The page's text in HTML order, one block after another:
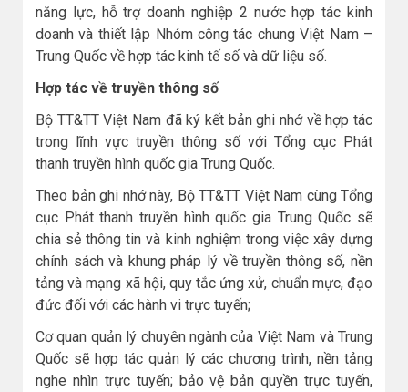
năng lực, hỗ trợ doanh nghiệp 2 nước hợp tác kinh
doanh và thiết lập Nhóm công tác chung Việt Nam –
Trung Quốc về hợp tác kinh tế số và dữ liệu số.
Hợp tác về truyền thông số
Bộ TT&TT Việt Nam đã ký kết bản ghi nhớ về hợp tác
trong lĩnh vực truyền thông số với Tổng cục Phát
thanh truyền hình quốc gia Trung Quốc.
Theo bản ghi nhớ này, Bộ TT&TT Việt Nam cùng Tổng
cục Phát thanh truyền hình quốc gia Trung Quốc sẽ
chia sẻ thông tin và kinh nghiệm trong việc xây dựng
chính sách và khung pháp lý về truyền thông số, nền
tảng và mạng xã hội, quy tắc ứng xử, chuẩn mực, đạo
đức đối với các hành vi trực tuyến;
Cơ quan quản lý chuyên ngành của Việt Nam và Trung
Quốc sẽ hợp tác quản lý các chương trình, nền tảng
nghe nhìn trực tuyến; bảo vệ bản quyền trực tuyến,